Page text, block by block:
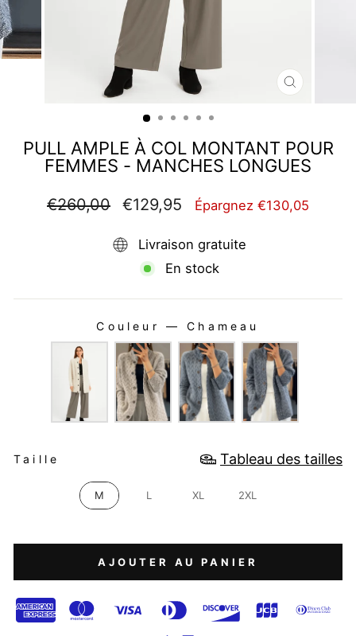
FERMER
PULL AMPLE À COL MONTANT POUR
FEMMES - MANCHES LONGUES
Prix
régulier
€260,00
Prix
€129,95 Épargnez €130,05
Livraison gratuite
En stock
Couleur — Chameau
COULEUR
Taille Tableau des tailles
M L XL 2XL
AJOUTER AU PANIER